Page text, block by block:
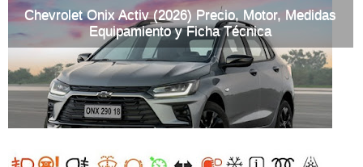
Chevrolet Onix Activ (2026) Precio, Motor, Medidas
Equipamiento y Ficha Técnica